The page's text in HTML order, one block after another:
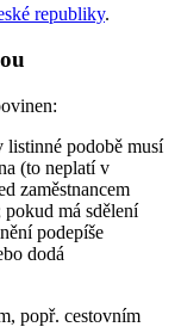
republiky.
listinné podobě musí
(to neplatí v
zaměstnancem
má sdělení
podepíše
dodá
popř. cestovním